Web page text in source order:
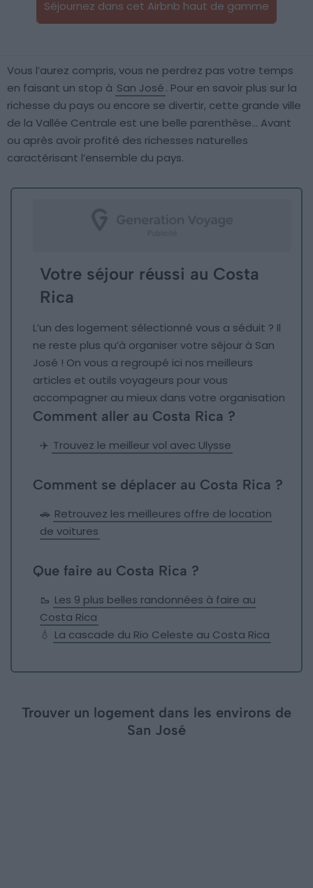
Séjournez dans cet Airbnb haut de gamme
Vous l’aurez compris, vous ne perdrez pas votre temps
en faisant un stop à San José. Pour en savoir plus sur la
richesse du pays ou encore se divertir, cette grande ville
de la Vallée Centrale est une belle parenthèse… Avant
ou après avoir profité des richesses naturelles
caractérisant l’ensemble du pays.
Votre séjour réussi au Costa
Rica
L’un des logement sélectionné vous a séduit ? Il
ne reste plus qu’à organiser votre séjour à San
José ! On vous a regroupé ici nos meilleurs
articles et outils voyageurs pour vous
accompagner au mieux dans votre organisation
Comment aller au Costa Rica ?
✈️ Trouvez le meilleur vol avec Ulysse
Comment se déplacer au Costa Rica ?
🚗 Retrouvez les meilleures offre de location
de voitures
Que faire au Costa Rica ?
🥾 Les 9 plus belles randonnées à faire au
Costa Rica
💧 La cascade du Rio Celeste au Costa Rica
Trouver un logement dans les environs de
San José